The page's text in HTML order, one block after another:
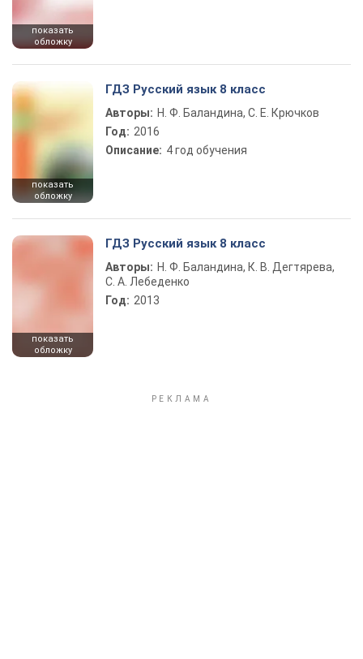
показать
обложку
показать
обложку
ГДЗ Русский язык 8 класс
Авторы: Н. Ф. Баландина, С. Е. Крючков
Год: 2016
Описание: 4 год обучения
показать
обложку
ГДЗ Русский язык 8 класс
Авторы: Н. Ф. Баландина, К. В. Дегтярева,
С. А. Лебеденко
Год: 2013